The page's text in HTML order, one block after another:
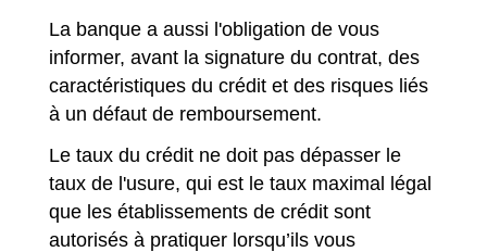
La banque a aussi l'obligation de vous
informer, avant la signature du contrat, des
caractéristiques du crédit et des risques liés
à un défaut de remboursement.
Le taux du crédit ne doit pas dépasser le
taux de l'usure, qui est le taux maximal légal
que les établissements de crédit sont
autorisés à pratiquer lorsqu’ils vous